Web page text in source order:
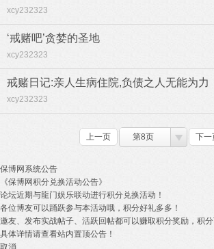
xcy232323
‘戒赌吧’贪婪的圣地
xcy232323
戒赌日记:亲人生病住院,负债之人无能为力
xcy232323
上一页 第8页 下一
保博网系统公告
《保博网积分兑换活动公告》
论坛近期与龍门娱乐联动进行积分兑换活动！
各位博友可以踊跃参与本活动哦，积分好礼多多！
邀友、发布实战帖子、活跃回帖都可以赚取积分奖励，积
具体详情请查看站内置顶公告！
取消